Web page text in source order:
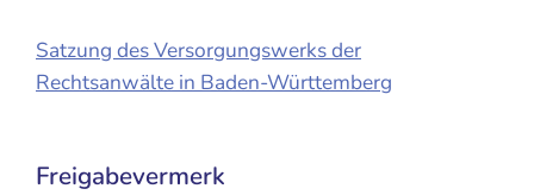
Satzung des Versorgungswerks der
Rechtsanwälte in Baden-Württemberg
Freigabevermerk